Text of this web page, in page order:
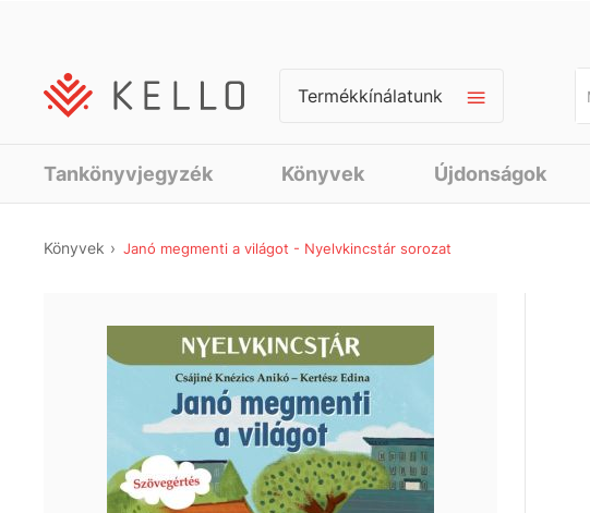
Termékkínálatunk
Tankönyvjegyzék Könyvek Újdonságok
Könyvek Janó megmenti a világot - Nyelvkincstár sorozat